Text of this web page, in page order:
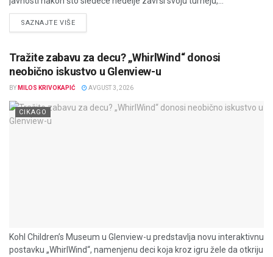
SAZNAJTE VIŠEDETAILS
Tražite zabavu za decu? „WhirlWind“ donosi
neobično iskustvo u Glenview-u
BY MILOS KRIVOKAPIĆ AVGUST 3, 2026
CIKAGO
Kohl Children’s Museum u Glenview-u predstavlja novu interaktivnu
postavku „WhirlWind“, namenjenu deci koja kroz igru žele da otkriju